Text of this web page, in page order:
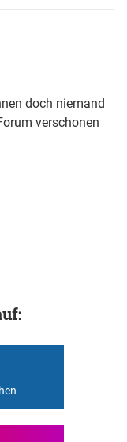
doch niemand
verschonen